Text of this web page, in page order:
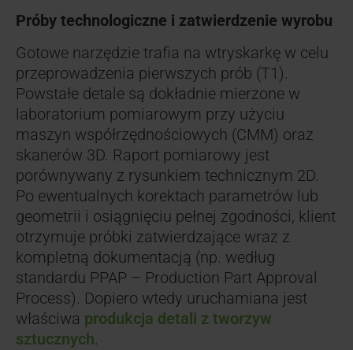
Próby technologiczne i zatwierdzenie wyrobu
Gotowe narzędzie trafia na wtryskarkę w celu
przeprowadzenia pierwszych prób (T1).
Powstałe detale są dokładnie mierzone w
laboratorium pomiarowym przy użyciu
maszyn współrzędnościowych (CMM) oraz
skanerów 3D. Raport pomiarowy jest
porównywany z rysunkiem technicznym 2D.
Po ewentualnych korektach parametrów lub
geometrii i osiągnięciu pełnej zgodności, klient
otrzymuje próbki zatwierdzające wraz z
kompletną dokumentacją (np. według
standardu PPAP – Production Part Approval
Process). Dopiero wtedy uruchamiana jest
właściwa produkcja detali z tworzyw
sztucznych.